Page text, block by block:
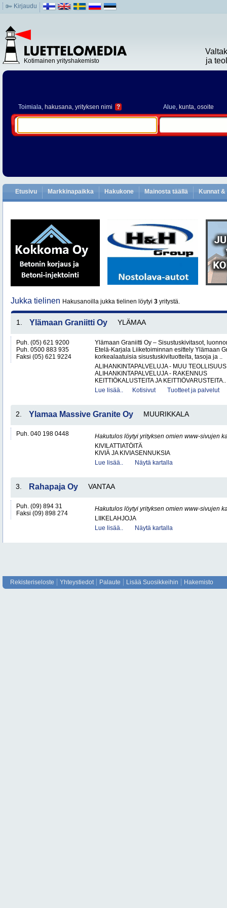
Kirjaudu
Kotimainen yrityshakemisto
ja
Toimiala, hakusana, yrityksen nimi ? Alue, kunta, osoite
Etusivu Markkinapaikka Hakukone Mainosta täällä Kunnat
Jukka tielinen Hakusanoilla jukka tielinen löytyi 3 yritystä.
1. Ylämaan Graniitti Oy YLÄMAA
Puh. (05) 621 9200
Puh. 0500 883 935
Faksi (05) 621 9224
Ylämaan Graniitti Oy – Sisustuskivitasot,
Etelä-Karjala Liiketoiminnan esittely Ylämaan
korkealaatuisia sisustuskivituotteita, tasoja ja ..
ALIHANKINTAPALVELUJA - MUU TEOLLISUUS
ALIHANKINTAPALVELUJA - RAKENNUS
KEITTIÖKALUSTEITA JA KEITTIÖVARUSTEITA..
Lue lisää..
Kotisivut Tuotteet ja palvelut
2. Ylamaa Massive Granite Oy MUURIKKALA
Puh. 040 198 0448
Hakutulos löytyi yrityksen omien www-sivujen
KIVILATTIATÖITÄ
KIVIÄ JA KIVIASENNUKSIA
Lue lisää..
Näytä kartalla
3. Rahapaja Oy VANTAA
Puh. (09) 894 31
Faksi (09) 898 274
Hakutulos löytyi yrityksen omien www-sivujen
LIIKELAHJOJA
Lue lisää..
Näytä kartalla
Rekisteriseloste Yhteystiedot Palaute Lisää Suosikkeihin Hakemisto